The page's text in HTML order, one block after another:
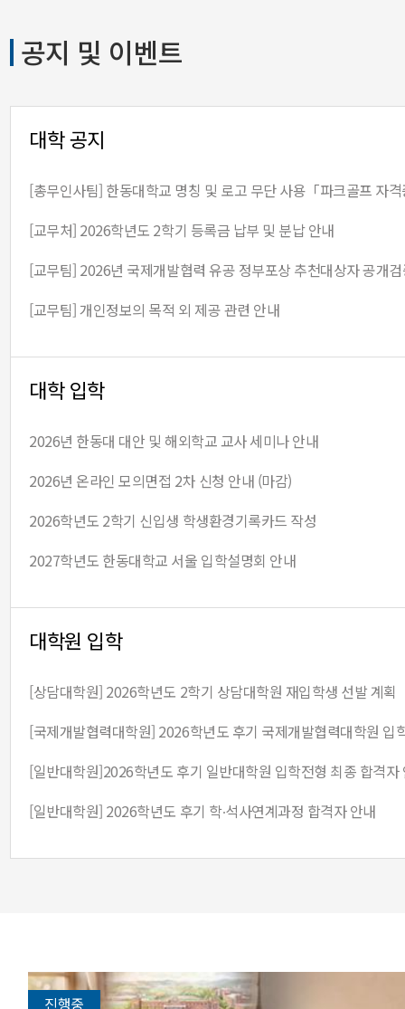
공지 및 이벤트
대학 공지
[교무처] 2026학년도 2학기 등록금 납부 및 분납 안내
[교무팀] 2026년 국제개발협력 유공 정부포상 추천대상자 공개
[교무팀] 개인정보의 목적 외 제공 관련 안내
대학 입학
2026년 한동대 대안 및 해외학교 교사 세미나 안내
2026년 온라인 모의면접 2차 신청 안내 (마감)
2026학년도 2학기 신입생 학생환경기록카드 작성
2027학년도 한동대학교 서울 입학설명회 안내
대학원 입학
[상담대학원] 2026학년도 2학기 상담대학원 재입학생 선발 계획
[일반대학원]2026학년도 후기 일반대학원 입학전형 최종 합격자
[일반대학원] 2026학년도 후기 학∙석사연계과정 합격자 안내
진행중